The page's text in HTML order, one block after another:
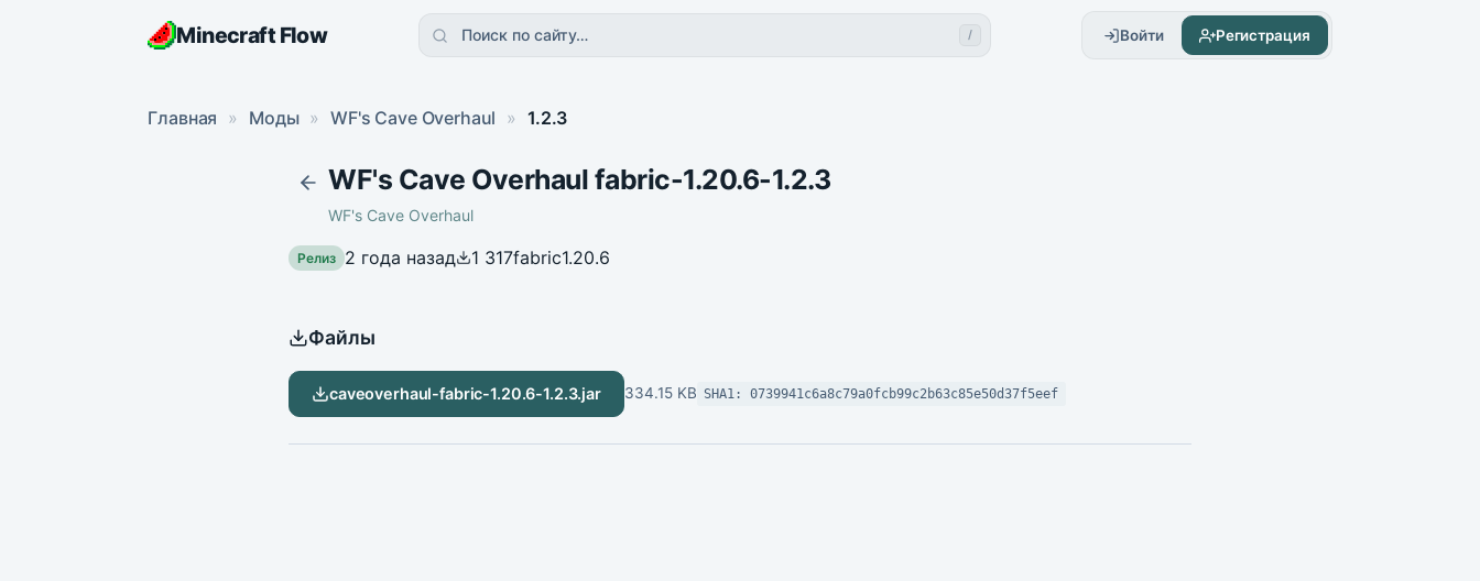
Minecraft Flow Поиск по сайту… / Войти Регистрация
Главная » Моды » WF's Cave Overhaul » 1.2.3
WF's Cave Overhaul fabric-1.20.6-1.2.3
WF's Cave Overhaul
Релиз 2 года назад 1 317fabric1.20.6
Файлы
caveoverhaul-fabric-1.20.6-1.2.3.jar 334.15 KB SHA1: 0739941c6a8c79a0fcb99c2b63c85e50d37f5eef